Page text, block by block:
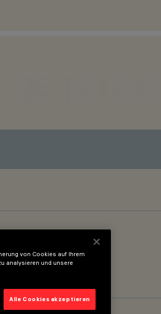
von Cookies auf Ihrem
analysieren und unsere
Alle Cookies akzeptieren